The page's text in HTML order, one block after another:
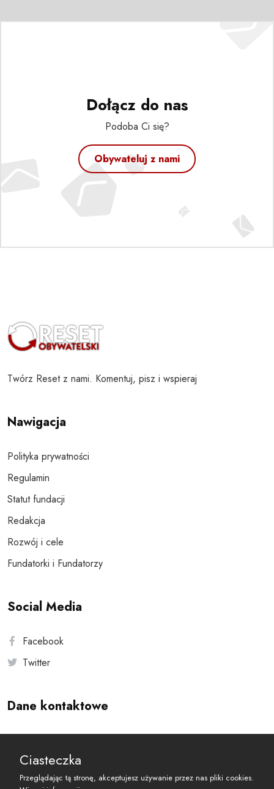
Dołącz do nas
Podoba Ci się?
Obywateluj z nami
Twórz Reset z nami. Komentuj, pisz i wspieraj
Nawigacja
Polityka prywatności
Regulamin
Statut fundacji
Redakcja
Rozwój i cele
Fundatorki i Fundatorzy
Social Media
Facebook
Twitter
Dane kontaktowe
reset@resetobywatelski.pl
Ciasteczka
Przeglądając tą stronę, akceptujesz używanie przez nas pliki cookies.